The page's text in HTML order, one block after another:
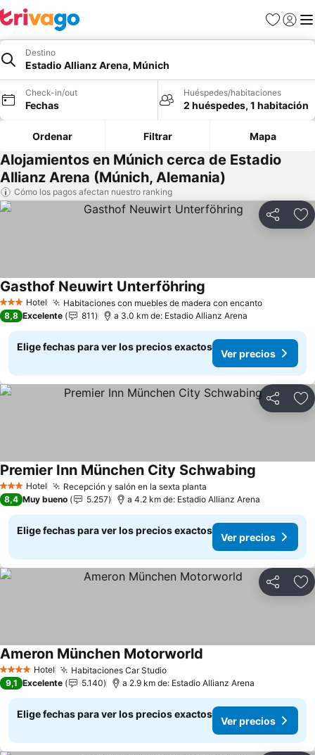
Favoritos
Iniciar
Destino
Estadio Allianz Arena, Múnich
Check-in/out
Fechas
Huéspedes/habitaciones
2 huéspedes, 1 habitación
Ordenar Filtrar Mapa
Alojamientos en Múnich cerca de Estadio
Allianz Arena (Múnich, Alemania)
Cómo los pagos afectan nuestro ranking
Compartir
3 Estrellas
Hotel Habitaciones con muebles de madera con encantoVer
Gasthof Neuwirt Unterföhring
8,8 Excelente 811 a 3.0 km de: Estadio Allianz Arena
Elige fechas para ver los precios exactos
Ver precios
Compartir
3 Estrellas
Hotel Recepción y salón en la sexta planta
Premier Inn München City Schwabing
8,4 Muy bueno 5.257 a 4.2 km de: Estadio Allianz Arena
Elige fechas para ver los precios exactos
Ver precios
Compartir
4 EstrellasHotel Habitaciones Car StudioVer precios
Ameron München Motorworld
9,1 Excelente 5.140 a 2.9 km de: Estadio Allianz Arena
Elige fechas para ver los precios exactos
Ver precios